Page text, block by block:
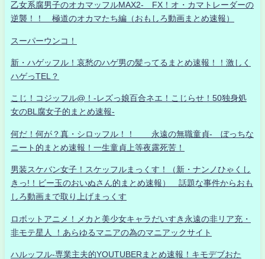
乙女系腐男子のオカマッフルMAX2- FX！オ・カマトレーダーの
逆襲！！ 極道のオカマたち編（おもしろ動画まとめ速報）
スーパーウンコ！
新・ハゲッフル！哀愁のハゲ男の髪ってるまとめ速報！！激しく
ハゲっTEL？
こじ！コジッフル@！-レズっ娘百合ネエ！こじらせ！50独身処
女のBL腐女子的まとめ速報-
何だ！何が？真・シロッフル！！ 永遠の無職童貞- ぼっちな
ニート的まとめ速報！一生童貞上等夜露死苦！
男装スケバン女子！スケッフルまっくす！（新・ナンノひゃくし
きっ!！ビー玉のおいぬさん的まとめ速報） 話題な事件からおも
しろ動画まで取り上げまっくす
ロボットアニメ！メカと美少女キャラだいすき永遠の非リア充・
非モテ星人 ！あらゆるマニアの為のマニアックサイト
ハルッフル-専業主夫的YOUTUBERまとめ速報！キモデブおた